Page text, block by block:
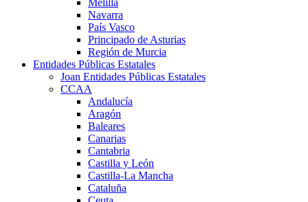
Navarra
País Vasco
Principado de Asturias
Región de Murcia
Entidades Públicas Estatales
Joan Entidades Públicas Estatales
CCAA
Andalucía
Aragón
Baleares
Canarias
Cantabria
Castilla y León
Castilla-La Mancha
Cataluña